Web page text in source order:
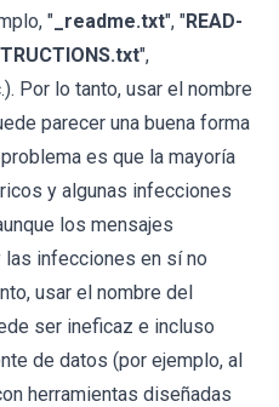
" _readme.txt", "READ-
",
Por lo tanto, usar el nombre
parecer una buena forma
es que la mayoría
y algunas infecciones
los mensajes
infecciones en sí no
usar el nombre del
ser ineficaz e incluso
de datos (por ejemplo, al
herramientas diseñadas